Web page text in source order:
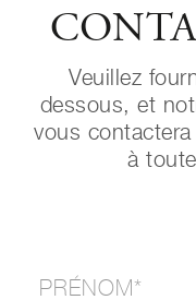
Veuillez
dessous, et
vous
à